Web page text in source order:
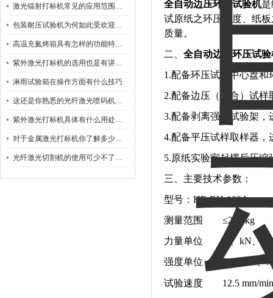
激光镭射打标机常见的应用范围如下
包装耐压试验机为何如此受欢迎呢？
高温充氮烤箱具有怎样的功能特点呢？
紫外激光打标机的选用也是有讲究的
淋雨试验箱在操作方面有什么技巧
这还是你熟悉的光纤激光喷码机吗？
紫外激光打标机具体有什么用处呢？
对于金属激光打标机你了解多少呢？
光纤激光切割机的使用可少不了以下步骤
全自动边压环压试验机是
试原纸之环压强度、纸
质量。
二、 全自动边压环压试验
1.配备环压试验中心盘
2.配备边压（粘合）试
3.配备剥离强度试验架，
4.配备平压试样取样器
5.原纸实验室起楞后压
三 、主要技术参数：
型号：HE-BH-100A
测量范围
≤200 kg
力量单位
N、kN、
强度单位
Pa、kPa、
试验速度
12.5 mm/min